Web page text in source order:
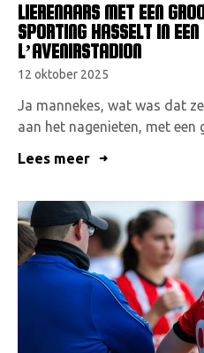
LIERENAARS MET EEN
SPORTING HASSELT IN
L’AVENIRSTADION
12 oktober 2025
Ja mannekes, wat was dat
aan het nagenieten, met een
Lees meer